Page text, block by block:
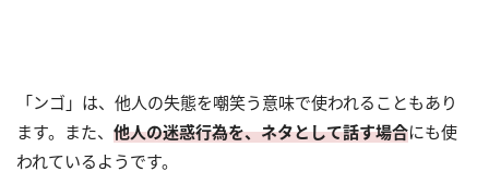
「ンゴ」は、他人の失態を嘲笑う意味で使われることもあり
ます。また、 他人の迷惑行為を、ネタとして話す場合にも使
われているようです。